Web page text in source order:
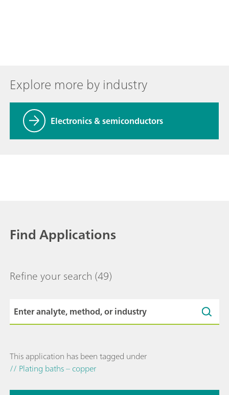
Explore more by industry
Electronics & semiconductors
Find Applications
Refine your search (49)
This application has been tagged under
// Plating baths – copper